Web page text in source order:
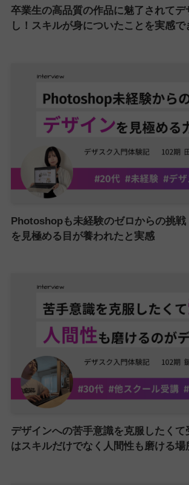
卒業生の高品質の作品に魅了されてデ
し！スキルが身についたことを実感で
Photoshopも未経験のゼロからの挑戦
を見極める目が養われたと実感
デザインへの苦手意識を克服したくて
はスキルだけでなく人間性も磨ける場